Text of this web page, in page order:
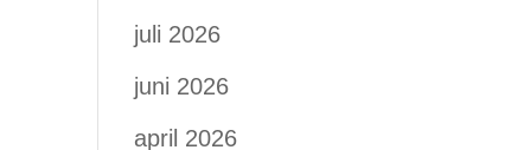
juli 2026
juni 2026
april 2026